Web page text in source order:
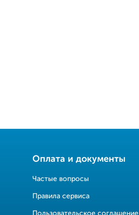
Оплата и документы
Частые вопросы
Правила сервиса
Пользовательское соглашение